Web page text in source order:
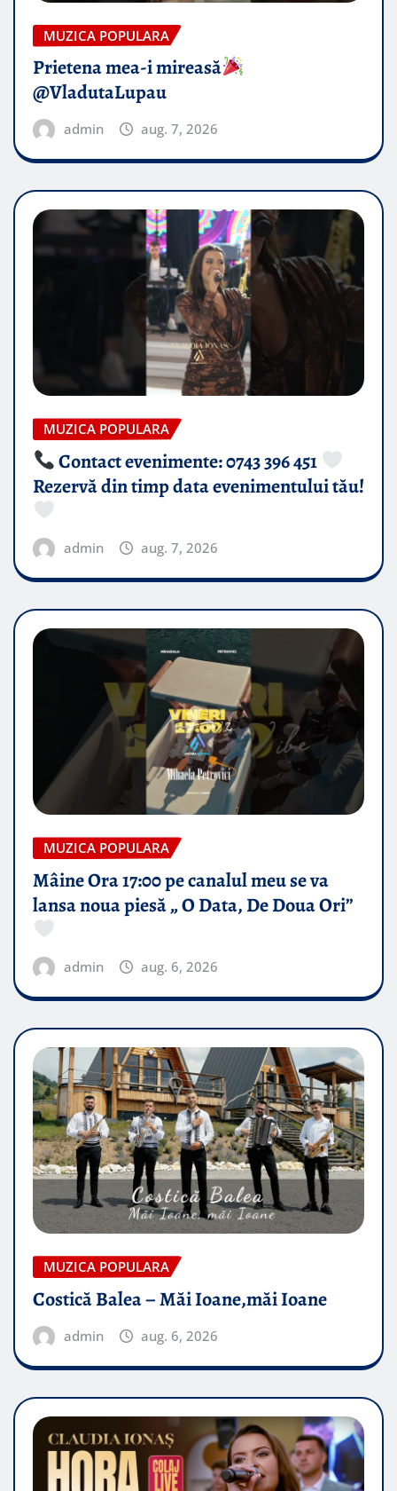
MUZICA POPULARA
Prietena mea-i mireasă​
@VladutaLupau
admin aug. 7, 2026
MUZICA POPULARA
Contact evenimente: 0743 396 451
Rezervă din timp data evenimentului tău!
admin aug. 7, 2026
MUZICA POPULARA
Mâine Ora 17:00 pe canalul meu se va
lansa noua piesă „ O Data, De Doua Ori”
admin aug. 6, 2026
MUZICA POPULARA
Costică Balea – Măi Ioane,măi Ioane
admin aug. 6, 2026